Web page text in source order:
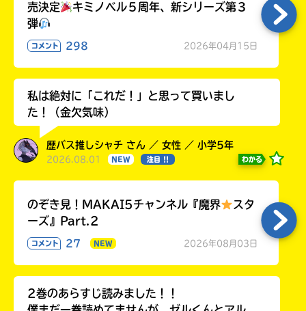
売決定
キミノベル５周年、新シリーズ第３
弾
コメント 298 2026年04月15日
私は絶対に「これだ！」と思って買いまし
た！（金欠気味）
歴バス推しシャチ さん ／ 女性 ／ 小学5年
2026.08.01 NEW 注目 !! わかる
のぞき見！MAKAI5チャンネル『魔界
スタ
ーズ』Part.2
コメント 27 NEW 2026年08月03日
2巻のあらすじ読みました！！